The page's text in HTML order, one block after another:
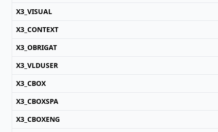
X3_VISUAL
X3_CONTEXT
X3_OBRIGAT
X3_VLDUSER
X3_CBOX
X3_CBOXSPA
X3_CBOXENG